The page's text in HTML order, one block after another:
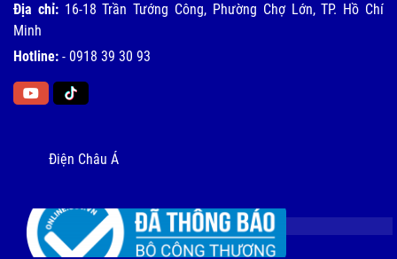
Địa chỉ: 16-18 Trần Tướng Công, Phường Chợ Lớn, TP. Hồ Chí
Minh
Hotline: - 0918 39 30 93
Điện Châu Á